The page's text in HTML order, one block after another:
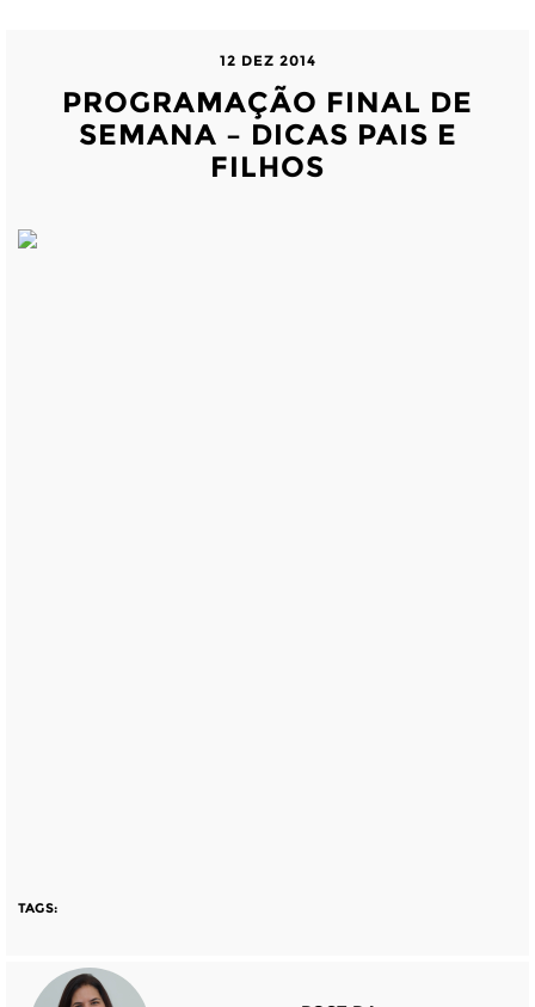
12 DEZ 2014
PROGRAMAÇÃO FINAL DE
SEMANA – DICAS PAIS E
FILHOS
TAGS: